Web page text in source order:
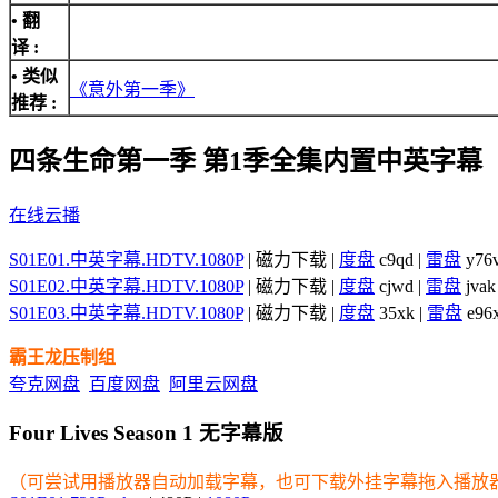
• 翻
译 :
• 类似
推荐 :
《意外第一季》
四条生命第一季 第1季全集内置中英字幕
在线云播
S01E01.中英字幕.HDTV.1080P| 磁力下载 | 度盘 c9qd | 雷盘
S01E02.中英字幕.HDTV.1080P| 磁力下载 | 度盘 cjwd | 雷盘 jvak
S01E03.中英字幕.HDTV.1080P| 磁力下载 | 度盘 35xk | 雷盘
霸王龙压制组
夸克网盘 百度网盘 阿里云网盘
Four Lives Season 1 无字幕版
（可尝试用播放器自动加载字幕，也可下载外挂字幕拖入播放